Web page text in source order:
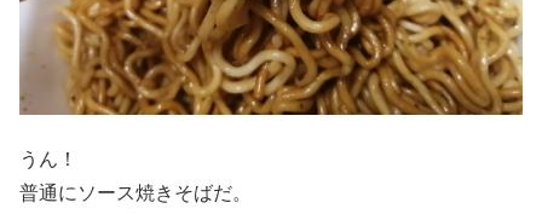
うん！
普通にソース焼きそばだ。